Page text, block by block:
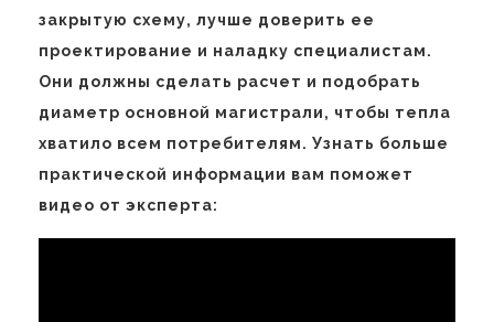
закрытую схему, лучше доверить ее
проектирование и наладку специалистам.
Они должны сделать расчет и подобрать
диаметр основной магистрали, чтобы тепла
хватило всем потребителям. Узнать больше
практической информации вам поможет
видео от эксперта: